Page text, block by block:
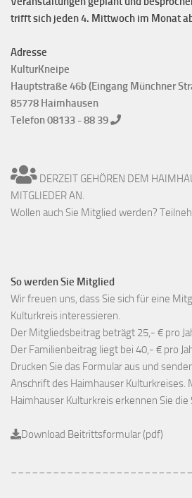
trifft sich jeden 4. Mittwoch im Monat
Adresse
KulturKneipe
Hauptstraße 46b (Eingang Münchner
85778 Haimhausen
Telefon 08133 - 88 39
DERZEIT GEHÖREN DEM
MITGLIEDER AN.
Wollen auch Sie Mitglied werden?
So werden Sie Mitglied
Wir freuen uns, dass Sie sich für eine
Kulturkreis interessieren.
Der Mitgliedsbeitrag beträgt 25,- € pro
Der Familienbeitrag liegt bei 40,- € pro
Drucken Sie das Formular aus und
Anschrift des Haimhauser Kulturkreises.
Haimhauser Kulturkreis erkennen Sie die
Download Beitrittsformular (pdf)